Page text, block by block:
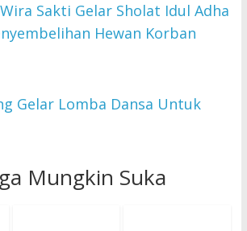
Sakti Gelar Sholat Idul Adha
Hewan Korban
Gelar Lomba Dansa Untuk
Mungkin Suka